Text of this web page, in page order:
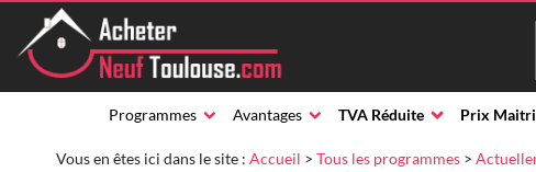
Programmes Avantages TVA Réduite Prix
Vous en êtes ici dans le site : Accueil > Tous les programmes>